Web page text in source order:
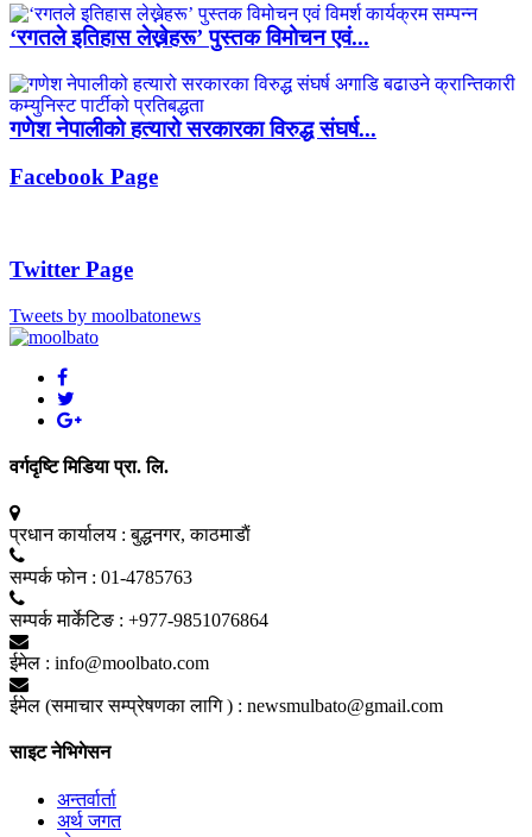
‘रगतले इतिहास लेख्नेहरू’ पुस्तक विमोचन एवं...
गणेश नेपालीको हत्यारो सरकारका विरुद्ध संघर्ष...
Facebook Page
Twitter Page
Tweets by moolbatonews
वर्गदृष्टि मिडिया प्रा. लि.
प्रधान कार्यालय : बुद्धनगर, काठमाडाैं
सम्पर्क फाेन : 01-4785763
सम्पर्क मार्केटिङ : +977-9851076864
ईमेल : info@moolbato.com
ईमेल (समाचार सम्प्रेषणका लागि ) : newsmulbato@gmail.com
साइट नेभिगेसन
अन्तर्वार्ता
अर्थ जगत